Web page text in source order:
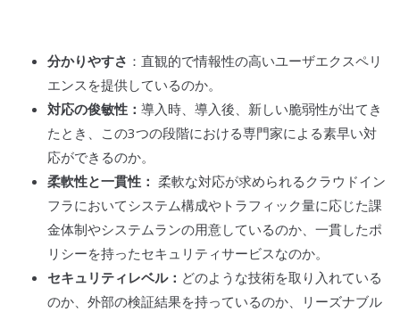
分かりやすさ ：直観的で情報性の高いユーザエクスペリ
エンスを提供しているのか。
対応の俊敏性：導入時、導入後、新しい脆弱性が出てき
たとき、この3つの段階における専門家による素早い対
応ができるのか。
柔軟性と一貫性： 柔軟な対応が求められる クラウドイン
フラにおいてシステム構成や トラフィック量に応じた課
金体制やシステムランの用意しているのか、一貫したポ
リシーを持ったセキュリティサービスなのか。
セキュリティレベル： どのような技術を取り入れている
のか、外部の検証結果を持っているのか、リーズナブル